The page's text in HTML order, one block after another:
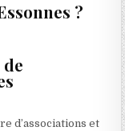
?
d’associations et